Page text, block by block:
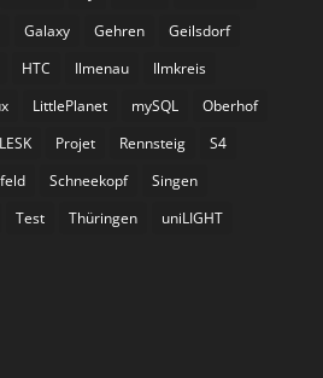
Galaxy Gehren
Geilsdorf
HTC Ilmenau
Ilmkreis
LittlePlanet mySQL
Oberhof
Projet Rennsteig
S4
Schneekopf
Singen
Test Thüringen
uniLIGHT